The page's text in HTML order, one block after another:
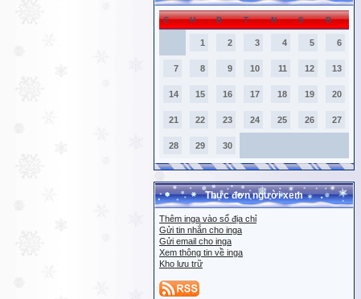
C H B T N S B
1 2 3 4 5 6
7 8 9 10 11 12 13
14 15 16 17 18 19 20
21 22 23 24 25 26 27
28 29 30
Thực đơn người xem
Thêm inga vào sổ địa chỉ
Gửi tin nhắn cho inga
Gửi email cho inga
Xem thông tin về inga
Kho lưu trữ